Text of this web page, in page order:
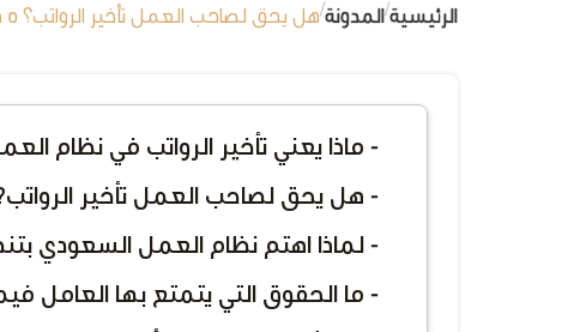
الرئيسية/المدونة/هل يحق لصاحب العمل تأخير الرواتب؟ 5 حالات يوضحها نظام العمل السعودي
- ماذا يعني تأخير الرواتب في نظام
- هل يحق لصاحب العمل تأخير
- لماذا اهتم نظام العمل السعودي
- ما الحقوق التي يتمتع بها العامل